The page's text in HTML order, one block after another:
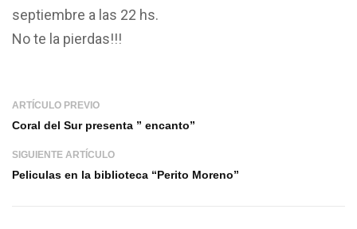
septiembre a las 22 hs.
No te la pierdas!!!
ARTÍCULO PREVIO
Coral del Sur presenta ” encanto”
SIGUIENTE ARTÍCULO
Peliculas en la biblioteca “Perito Moreno”